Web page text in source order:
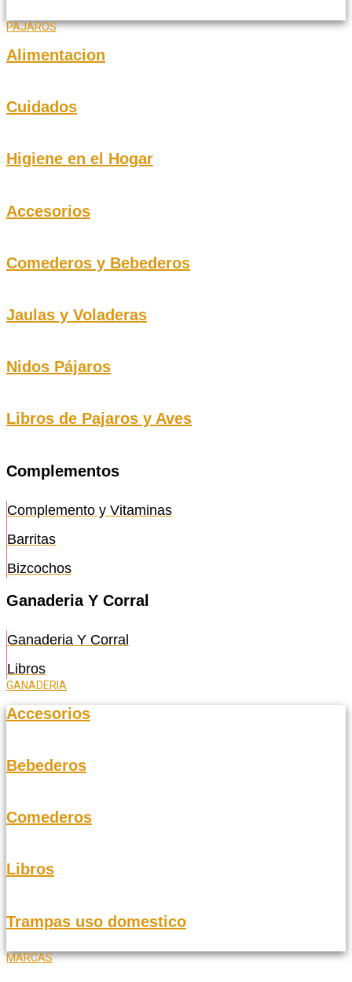
PAJAROS
Alimentacion
Cuidados
Higiene en el Hogar
Accesorios
Comederos y Bebederos
Jaulas y Voladeras
Nidos Pájaros
Libros de Pajaros y Aves
Complementos
Complemento y Vitaminas
Barritas
Bizcochos
Ganaderia Y Corral
Ganaderia Y Corral
Libros
GANADERIA
Accesorios
Bebederos
Comederos
Libros
Trampas uso domestico
MARCAS